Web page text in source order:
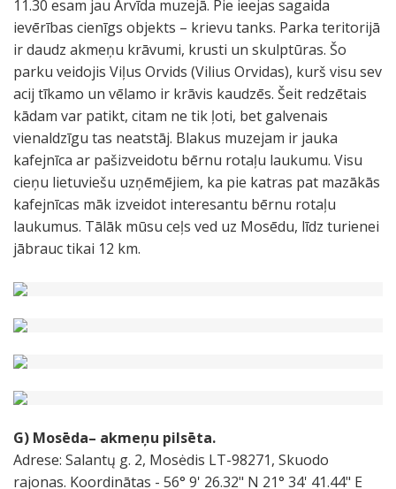
11.30 esam jau Arvīda muzejā. Pie ieejas sagaida
ievērības cienīgs objekts – krievu tanks. Parka teritorijā
ir daudz akmeņu krāvumi, krusti un skulptūras. Šo
parku veidojis Viļus Orvids (Vilius Orvidas), kurš visu sev
acij tīkamo un vēlamo ir krāvis kaudzēs. Šeit redzētais
kādam var patikt, citam ne tik ļoti, bet galvenais
vienaldzīgu tas neatstāj. Blakus muzejam ir jauka
kafejnīca ar pašizveidotu bērnu rotaļu laukumu. Visu
cieņu lietuviešu uzņēmējiem, ka pie katras pat mazākās
kafejnīcas māk izveidot interesantu bērnu rotaļu
laukumus. Tālāk mūsu ceļs ved uz Mosēdu, līdz turienei
jābrauc tikai 12 km.
G) Mosēda– akmeņu pilsēta.
Adrese: Salantų g. 2, Mosėdis LT-98271, Skuodo
rajonas. Koordinātas - 56° 9' 26.32" N 21° 34' 41.44" E